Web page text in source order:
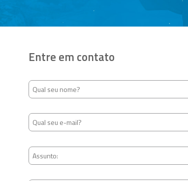
Entre em contato